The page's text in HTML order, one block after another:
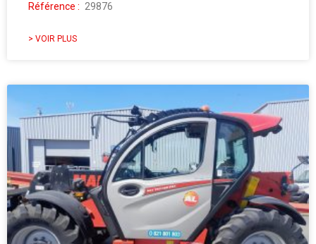
Référence : 29876
> VOIR PLUS